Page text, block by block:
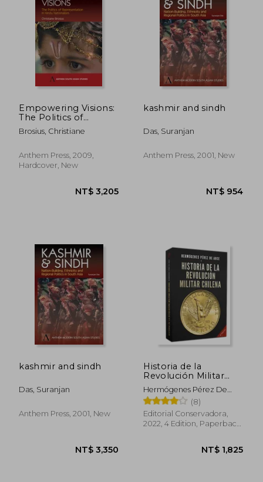
NT$
Empowering Visions:
The Politics of
Representation in
Hindu Nationalism
Brosius, Christiane
Anthem Press, 2009,
Hardcover, New
NT$ 3,205
kashmir and sindh
Das, Suranjan
Anthem Press, 2001, New
kashmir and sindh
Das, Suranjan
Anthem Press, 2001, New
Historia de la
Revolución Militar
Chilena 1973-1990 (in
Spanish)
Hermógenes Pérez De
Arce
(8)
Editorial Conservadora,
2022, 4 Edition, Paperback,